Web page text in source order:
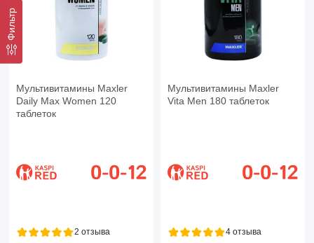
Фильтр
Мультивитамины Maxler
Daily Max Women 120
таблеток
2 отзыва
Мультивитамины Maxler
Vita Men 180 таблеток
4 отзыва